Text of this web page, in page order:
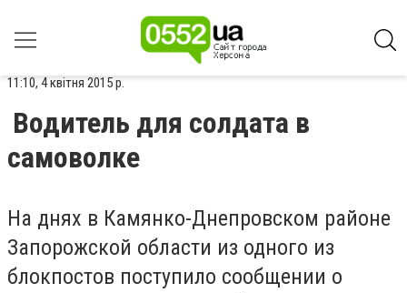
11:10, 4 квітня 2015 р.
Водитель для солдата в
самоволке
На днях в Камянко-Днепровском районе
Запорожской области из одного из
блокпостов поступило сообщении о